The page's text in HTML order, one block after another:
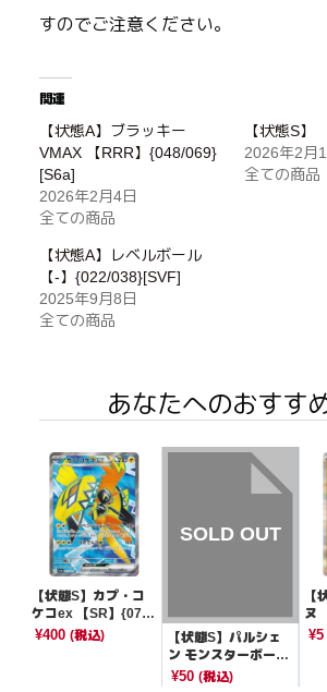
すのでご注意ください。
関連
【状態A】ブラッキー
VMAX 【RRR】{048/069}
[S6a]
2026年2月4日
全ての商品
【状態S】
2026年2月
全ての商品
【状態A】レベルボール
【-】{022/038}[SVF]
2025年9月8日
全ての商品
あなたへのおすす
【状態S】カプ・コ
ケコex 【SR】{077/
062}[SV3a]
¥400 (税込)
【状態S】パルシェ
ン モンスターボール
ミラー【U】{091/16
¥50(税込)
【
ヌ
¥5